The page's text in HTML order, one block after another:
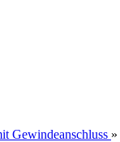
Gewindeanschluss »